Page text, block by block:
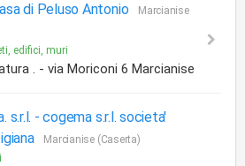
di Peluso Antonio
Marcianise
edifici, muri
. - via Moriconi 6 Marcianise
s.r.l. -cogema s.r.l. societa'
Marcianise (Caserta)